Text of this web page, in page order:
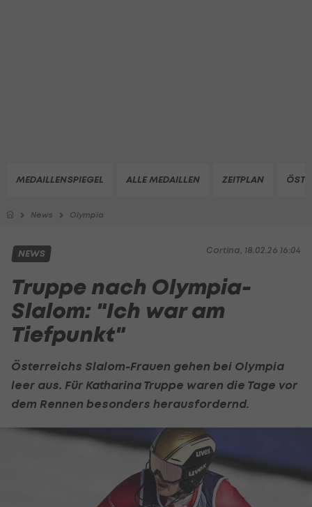
MEDAILLENSPIEGEL ALLE MEDAILLEN ZEITPLAN
News Olympia
Cortina, 18.02.26 16:04
NEWS
Truppe nach Olympia-
Slalom: "Ich war am
Tiefpunkt"
Österreichs Slalom-Frauen gehen bei Olympia
leer aus. Für Katharina Truppe waren die Tage vor
dem Rennen besonders herausfordernd.